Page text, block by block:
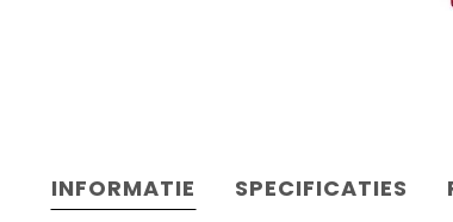
INFORMATIE SPECIFICATIES